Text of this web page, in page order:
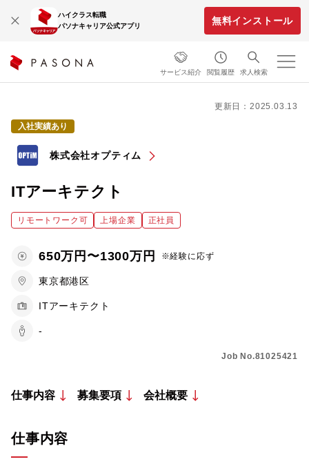
ハイクラス転職
パソナキャリア公式アプリ
無料インストール
サービス紹介 閲覧履歴 求人検索
更新日：2025.03.13
入社実績あり
株式会社オプティム
ITアーキテクト
リモートワーク可 上場企業 正社員
650万円〜1300万円 ※経験に応ず
東京都港区
ITアーキテクト
-
Job No.81025421
仕事内容 募集要項 会社概要
仕事内容